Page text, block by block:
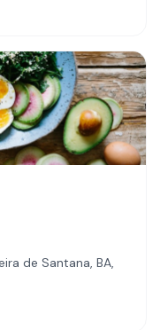
de Santana, BA,